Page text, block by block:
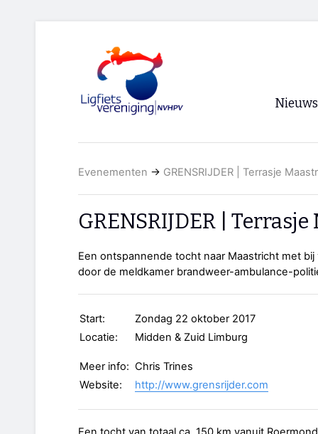
Nieuws
RSS
Evenementen → GRENSRIJDER | Terrasje
GRENSRIJDER |
Een ontspannende tocht naar Maastricht met
door de meldkamer brandweer-ambulance-
Start:
Zondag 22 oktober 2017
Locatie:
Midden & Zuid Limburg
Meer info: Chris Trines
Website:
http://www.grensrijder.com